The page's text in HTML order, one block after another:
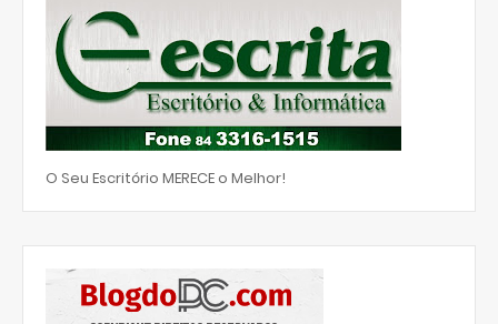
O Seu Escritório MERECE o Melhor!